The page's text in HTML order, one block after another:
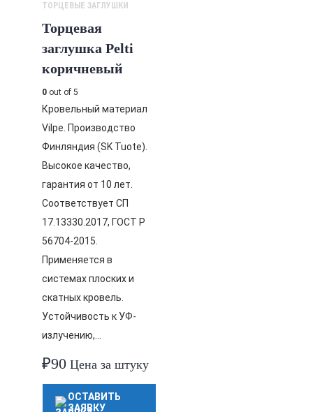
ТОРЦЕВЫЕ ЗАГЛУШКИ
Торцевая
заглушка Pelti
коричневый
0 out of 5
Кровельный материал
Vilpe. Производство
Финляндия (SK Tuote).
Высокое качество,
гарантия от 10 лет.
Соответствует СП
17.13330.2017, ГОСТ Р
56704-2015.
Применяется в
системах плоских и
скатных кровель.
Устойчивость к УФ-
излучению,…
₽90 Цена за штуку
ОСТАВИТЬ
ЗАЯВКУ